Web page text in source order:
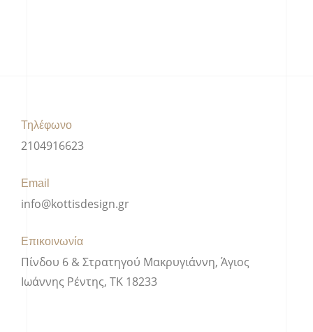
Τηλέφωνο
2104916623
Email
info@kottisdesign.gr
Επικοινωνία
Πίνδου 6 & Στρατηγού Μακρυγιάννη, Άγιος
Ιωάννης Ρέντης, ΤΚ 18233